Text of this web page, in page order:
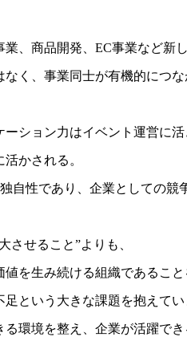
、商品開発、EC事業など新
く、事業同士が有機的につ
ション力はイベント運営に
かされる。
自性であり、企業としての競
させること”よりも、
を生み続ける組織であること
という大きな課題を抱えてい
環境を整え、企業が活躍で